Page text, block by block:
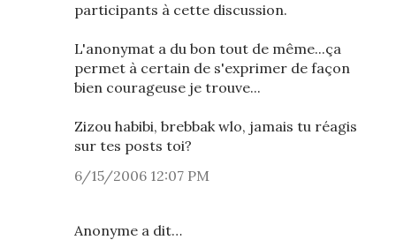
participants à cette discussion.
L'anonymat a du bon tout de même...ça
permet à certain de s'exprimer de façon
bien courageuse je trouve...
Zizou habibi, brebbak wlo, jamais tu réagis
sur tes posts toi?
6/15/2006 12:07 PM
Anonyme a dit…